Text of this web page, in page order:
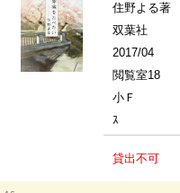
住野よる著
双葉社
2017/04
閲覧室18
小Ｆ
ｽ
貸出不可